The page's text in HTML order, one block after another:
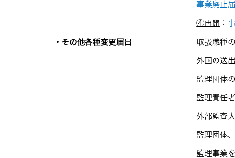
事業廃止
④再開 ：
・その他各種変更届出 取扱職種
外国の送
監理団体
監理責任
外部監査
監理団体
監理事業